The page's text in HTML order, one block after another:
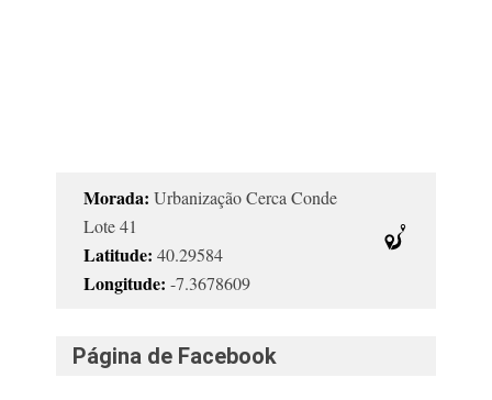
Morada: Urbanização Cerca Conde
Lote 41
Latitude: 40.29584
Longitude: -7.3678609
Página de Facebook